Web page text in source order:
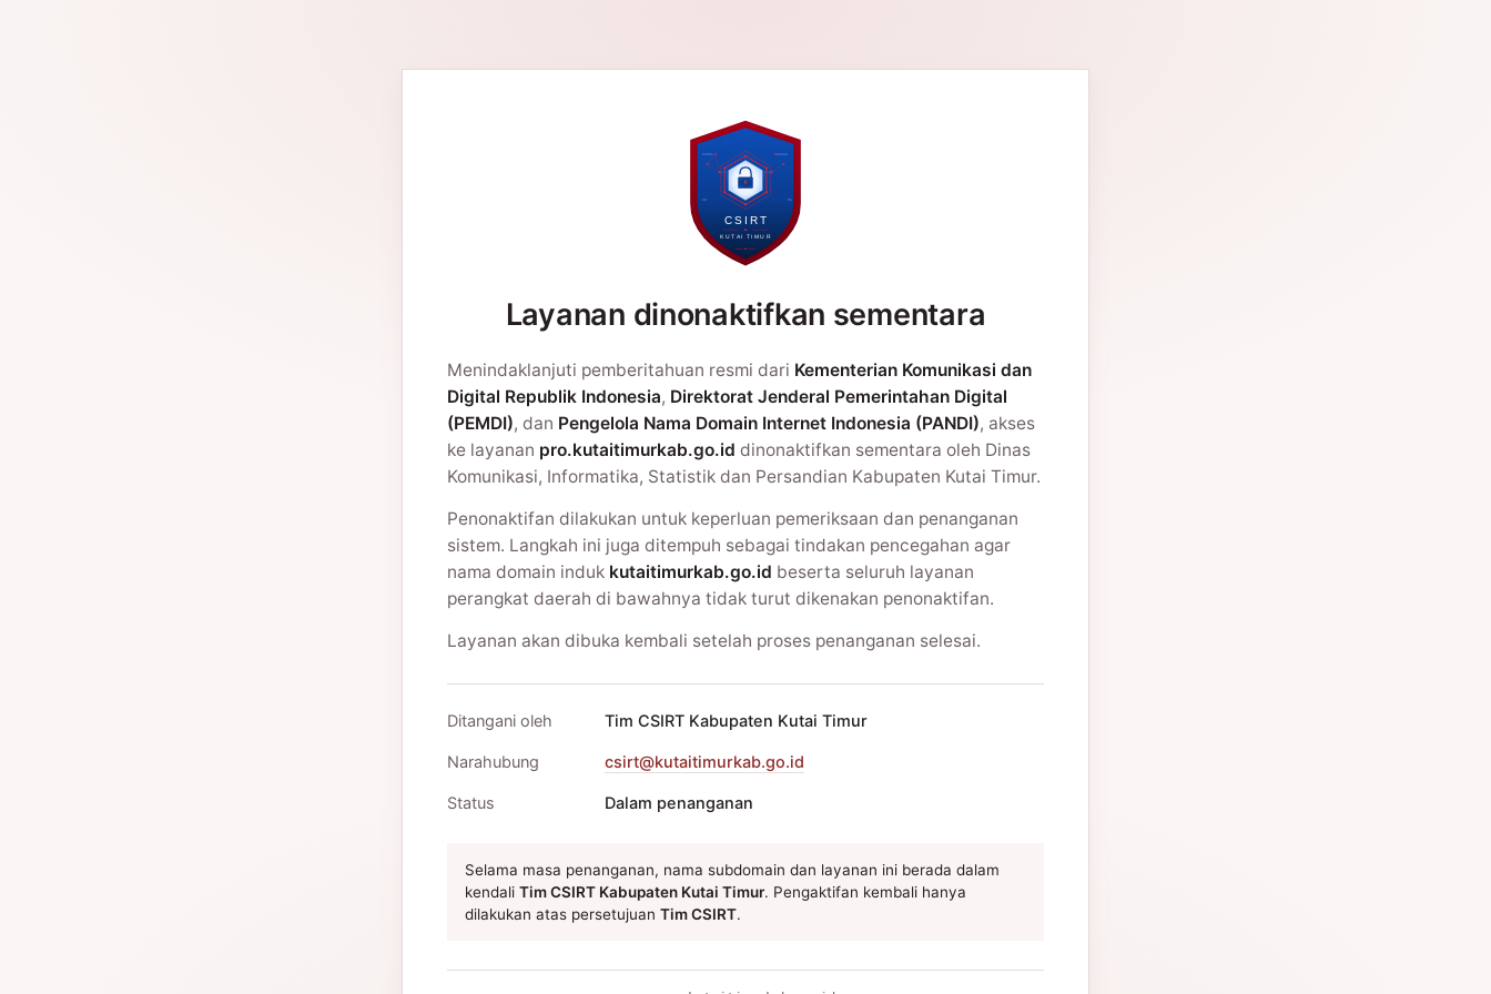
Layanan dinonaktifkan sementara
Menindaklanjuti pemberitahuan resmi dari Kementerian Komunikasi dan
Digital Republik Indonesia, Direktorat Jenderal Pemerintahan Digital
(PEMDI), dan Pengelola Nama Domain Internet Indonesia (PANDI), akses
ke layanan pro.kutaitimurkab.go.id dinonaktifkan sementara oleh Dinas
Komunikasi, Informatika, Statistik dan Persandian Kabupaten Kutai Timur.
Penonaktifan dilakukan untuk keperluan pemeriksaan dan penanganan
sistem. Langkah ini juga ditempuh sebagai tindakan pencegahan agar
nama domain induk kutaitimurkab.go.id beserta seluruh layanan
perangkat daerah di bawahnya tidak turut dikenakan penonaktifan.
Layanan akan dibuka kembali setelah proses penanganan selesai.
Ditangani oleh Tim CSIRT Kabupaten Kutai Timur
Narahubung csirt@kutaitimurkab.go.id
Status Dalam penanganan
Selama masa penanganan, nama subdomain dan layanan ini berada dalam
kendali Tim CSIRT Kabupaten Kutai Timur. Pengaktifan kembali hanya
dilakukan atas persetujuan Tim CSIRT.